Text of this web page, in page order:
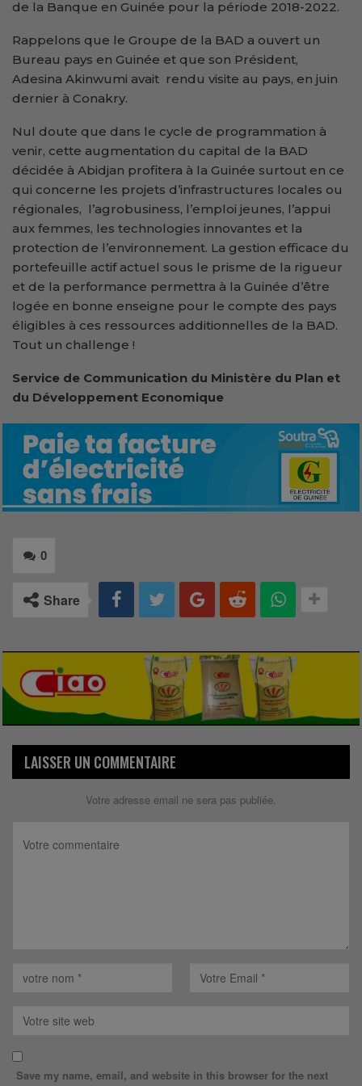
de la Banque en Guinée pour la période 2018-2022.
Rappelons que le Groupe de la BAD a ouvert un
Bureau pays en Guinée et que son Président,
Adesina Akinwumi avait rendu visite au pays, en juin
dernier à Conakry.
Nul doute que dans le cycle de programmation à
venir, cette augmentation du capital de la BAD
décidée à Abidjan profitera à la Guinée surtout en ce
qui concerne les projets d’infrastructures locales ou
régionales, l’agrobusiness, l’emploi jeunes, l’appui
aux femmes, les technologies innovantes et la
protection de l’environnement. La gestion efficace du
portefeuille actif actuel sous le prisme de la rigueur
et de la performance permettra à la Guinée d’être
logée en bonne enseigne pour le compte des pays
éligibles à ces ressources additionnelles de la BAD.
Tout un challenge !
Service de Communication du Ministère du Plan et
du Développement Economique
0
Share
LAISSER UN COMMENTAIRE
Votre adresse email ne sera pas publiée.
Save my name, email, and website in this browser for the next